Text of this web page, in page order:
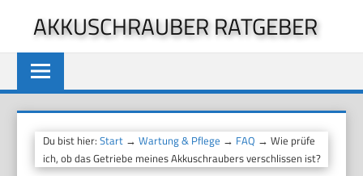
springen
AKKUSCHRAUBER RATGEBER
Du bist hier:Start →Wartung & Pflege → FAQ → Wie prüfe
ich, ob das Getriebe meines Akkuschraubers verschlissen ist?